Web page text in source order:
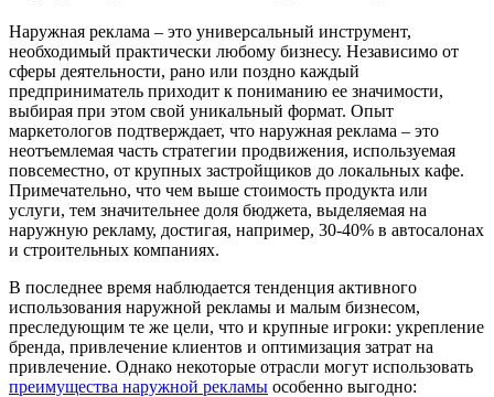
Наружная реклама – это универсальный инструмент,
необходимый практически любому бизнесу. Независимо от
сферы деятельности, рано или поздно каждый
предприниматель приходит к пониманию ее значимости,
выбирая при этом свой уникальный формат. Опыт
маркетологов подтверждает, что наружная реклама – это
неотъемлемая часть стратегии продвижения, используемая
повсеместно, от крупных застройщиков до локальных кафе.
Примечательно, что чем выше стоимость продукта или
услуги, тем значительнее доля бюджета, выделяемая на
наружную рекламу, достигая, например, 30-40% в автосалонах
и строительных компаниях.
В последнее время наблюдается тенденция активного
использования наружной рекламы и малым бизнесом,
преследующим те же цели, что и крупные игроки: укрепление
бренда, привлечение клиентов и оптимизация затрат на
привлечение. Однако некоторые отрасли могут использовать
преимущества наружной рекламы особенно выгодно: